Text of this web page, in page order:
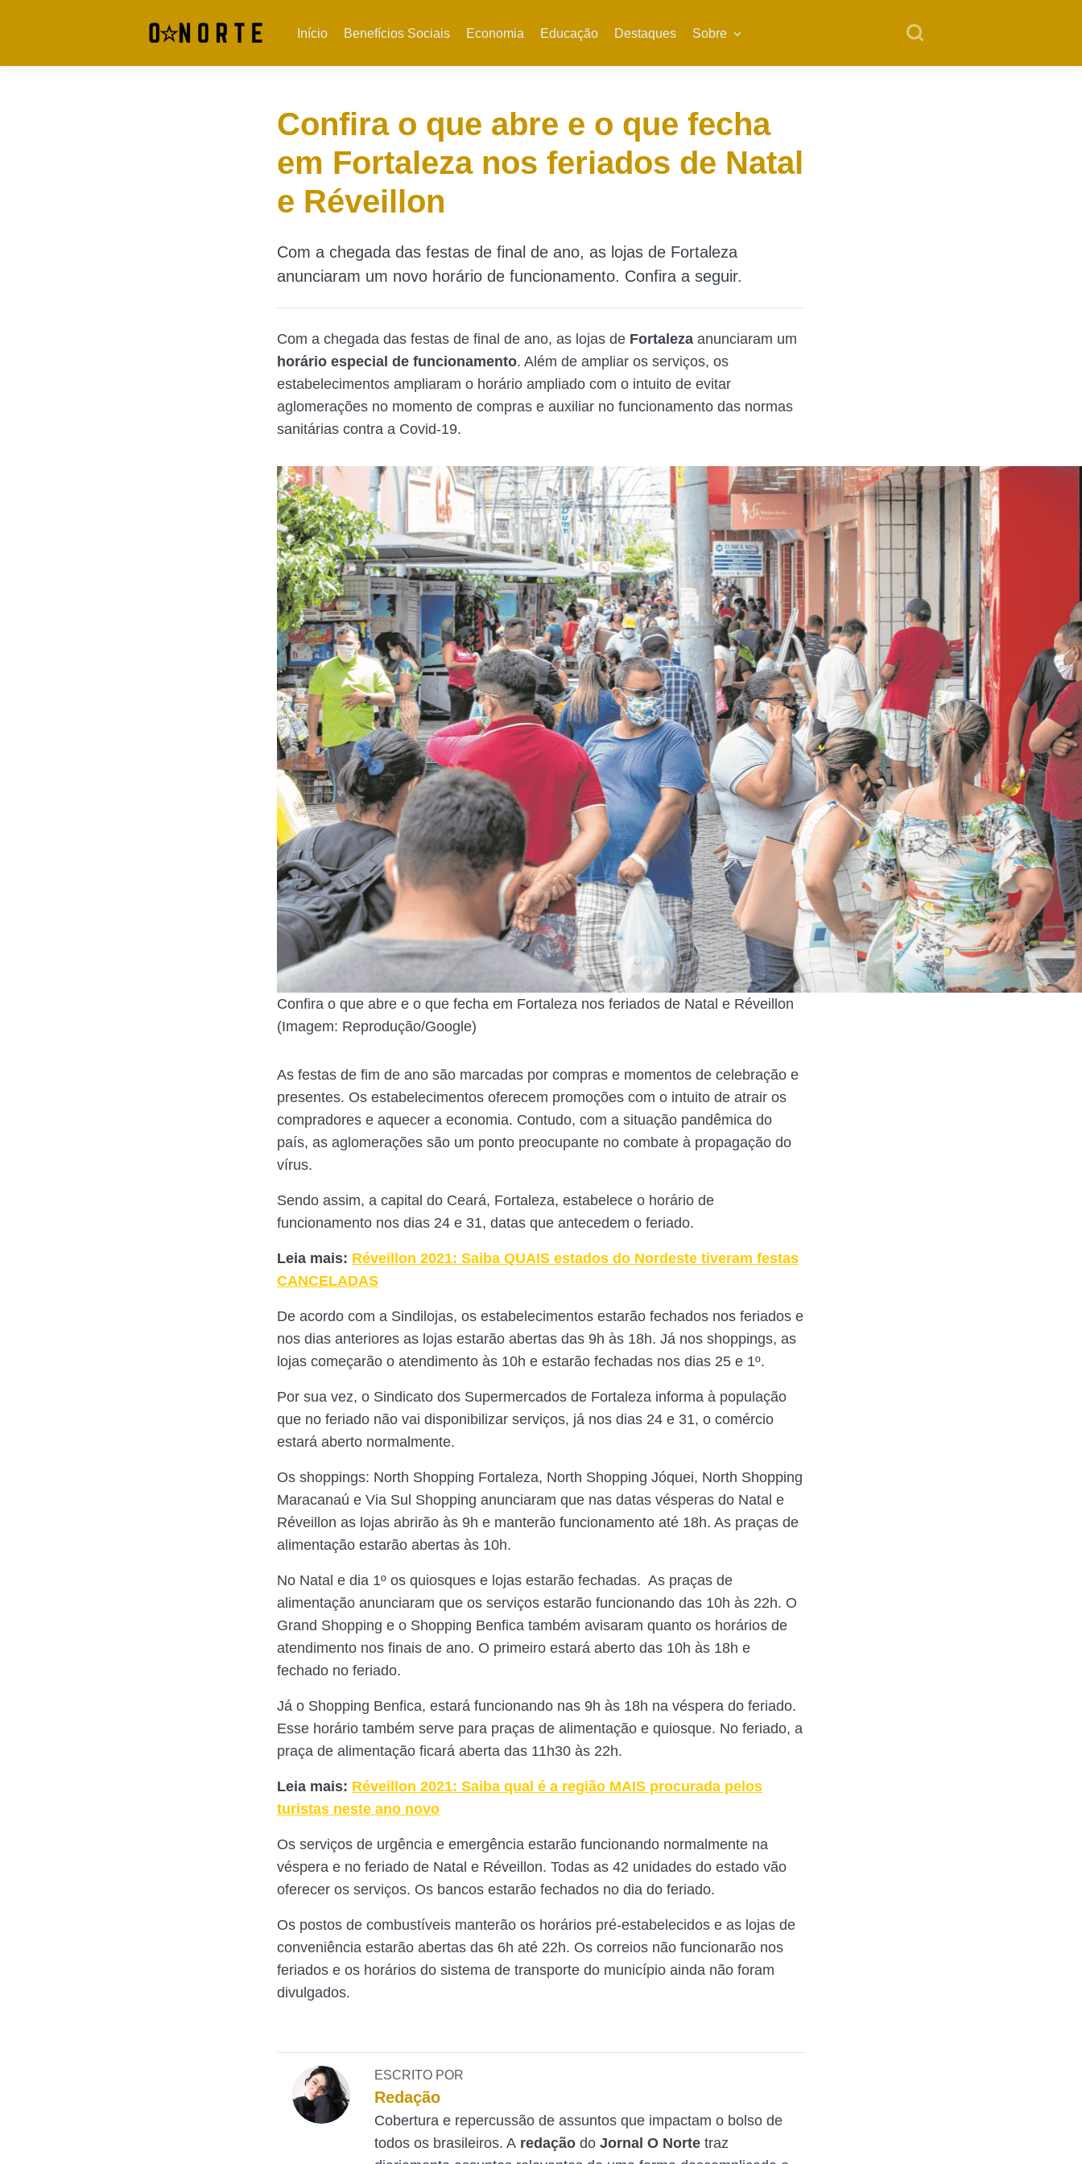
Início Benefícios Sociais Economia Educação Destaques Sobre
Confira o que abre e o que fecha
em Fortaleza nos feriados de Natal
e Réveillon
Com a chegada das festas de final de ano, as lojas de Fortaleza
anunciaram um novo horário de funcionamento. Confira a seguir.
Com a chegada das festas de final de ano, as lojas de Fortaleza anunciaram um
horário especial de funcionamento. Além de ampliar os serviços, os
estabelecimentos ampliaram o horário ampliado com o intuito de evitar
aglomerações no momento de compras e auxiliar no funcionamento das normas
sanitárias contra a Covid-19.
Confira o que abre e o que fecha em Fortaleza nos feriados de Natal e Réveillon
(Imagem: Reprodução/Google)
As festas de fim de ano são marcadas por compras e momentos de celebração e
presentes. Os estabelecimentos oferecem promoções com o intuito de atrair os
compradores e aquecer a economia. Contudo, com a situação pandêmica do
país, as aglomerações são um ponto preocupante no combate à propagação do
vírus.
Sendo assim, a capital do Ceará, Fortaleza, estabelece o horário de
funcionamento nos dias 24 e 31, datas que antecedem o feriado.
Leia mais: Réveillon 2021: Saiba QUAIS estados do Nordeste tiveram festas
CANCELADAS
De acordo com a Sindilojas, os estabelecimentos estarão fechados nos feriados e
nos dias anteriores as lojas estarão abertas das 9h às 18h. Já nos shoppings, as
lojas começarão o atendimento às 10h e estarão fechadas nos dias 25 e 1º.
Por sua vez, o Sindicato dos Supermercados de Fortaleza informa à população
que no feriado não vai disponibilizar serviços, já nos dias 24 e 31, o comércio
estará aberto normalmente.
Os shoppings: North Shopping Fortaleza, North Shopping Jóquei, North Shopping
Maracanaú e Via Sul Shopping anunciaram que nas datas vésperas do Natal e
Réveillon as lojas abrirão às 9h e manterão funcionamento até 18h. As praças de
alimentação estarão abertas às 10h.
No Natal e dia 1º os quiosques e lojas estarão fechadas. As praças de
alimentação anunciaram que os serviços estarão funcionando das 10h às 22h. O
Grand Shopping e o Shopping Benfica também avisaram quanto os horários de
atendimento nos finais de ano. O primeiro estará aberto das 10h às 18h e
fechado no feriado.
Já o Shopping Benfica, estará funcionando nas 9h às 18h na véspera do feriado.
Esse horário também serve para praças de alimentação e quiosque. No feriado, a
praça de alimentação ficará aberta das 11h30 às 22h.
Leia mais: Réveillon 2021: Saiba qual é a região MAIS procurada pelos
turistas neste ano novo
Os serviços de urgência e emergência estarão funcionando normalmente na
véspera e no feriado de Natal e Réveillon. Todas as 42 unidades do estado vão
oferecer os serviços. Os bancos estarão fechados no dia do feriado.
Os postos de combustíveis manterão os horários pré-estabelecidos e as lojas de
conveniência estarão abertas das 6h até 22h. Os correios não funcionarão nos
feriados e os horários do sistema de transporte do município ainda não foram
divulgados.
ESCRITO POR
Redação
Cobertura e repercussão de assuntos que impactam o bolso de
todos os brasileiros. A redaçãodoJornal O Nortetraz